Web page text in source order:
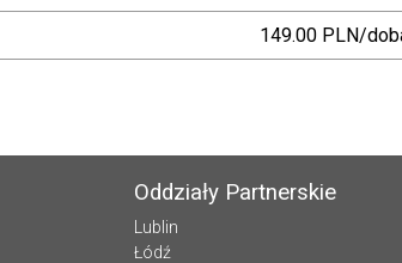
149.00 PLN/
Oddziały Partnerskie
Lublin
Łódź